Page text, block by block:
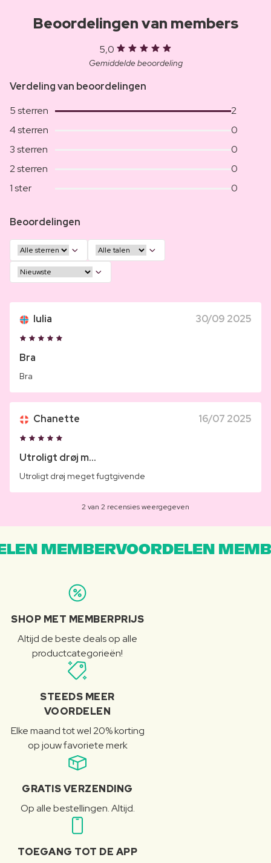
Beoordelingen van members
5,0
Gemiddelde beoordeling
Verdeling van beoordelingen
5 sterren
2
4 sterren
0
3 sterren
0
2 sterren
0
1 ster
0
Beoordelingen
Iulia 30/09 2025
Bra
Bra
Chanette 16/07 2025
Utroligt drøj m...
Utroligt drøj meget fugtgivende
2 van 2 recensies weergegeven
MEMBERVOORDELEN
SHOP MET MEMBERPRIJS
Altijd de beste deals op alle
productcategorieën!
STEEDS MEER
VOORDELEN
Elke maand tot wel 20% korting
op jouw favoriete merk
GRATIS VERZENDING
Op alle bestellingen. Altijd.
TOEGANG TOT DE APP